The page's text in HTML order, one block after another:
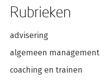
Rubrieken
advisering
algemeen management
coaching en trainen